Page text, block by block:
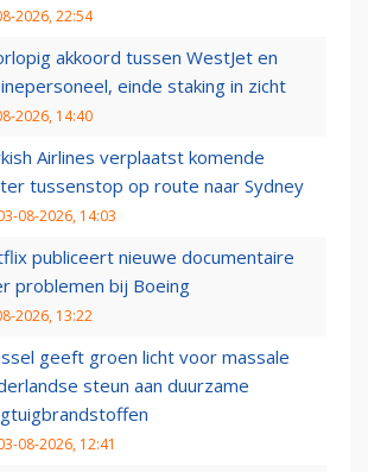
2026, 22:54
akkoord tussen WestJet en
einde staking in zicht
2026, 14:40
Airlines verplaatst komende
tussenstop op route naar Sydney
08-2026, 14:03
publiceert nieuwe documentaire
problemen bij Boeing
2026, 13:22
geeft groen licht voor massale
steun aan duurzame
08-2026, 12:41